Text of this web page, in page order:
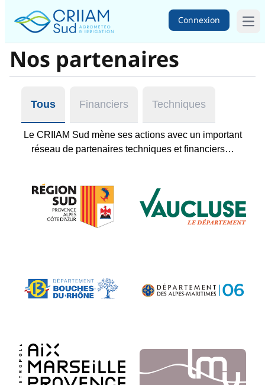
Connexion
Nos partenaires
Tous Financiers Techniques
Le CRIIAM Sud mène ses actions avec un important
réseau de partenaires techniques et financiers…